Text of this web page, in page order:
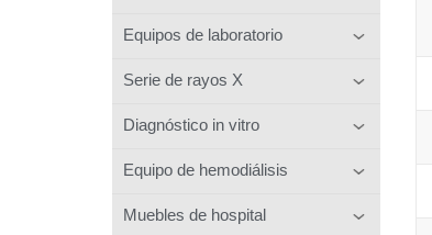
Equipos de laboratorio
Serie de rayos X
Diagnóstico in vitro
Equipo de hemodiálisis
Muebles de hospital